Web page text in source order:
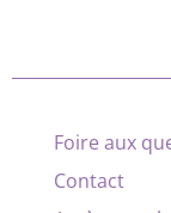
Foire aux
Contact